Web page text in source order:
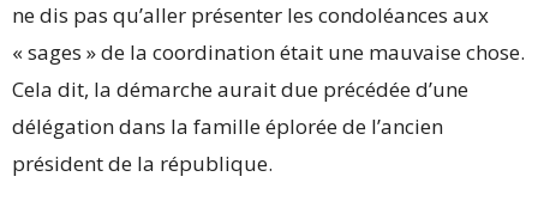
ne dis pas qu’aller présenter les condoléances aux
« sages » de la coordination était une mauvaise chose.
Cela dit, la démarche aurait due précédée d’une
délégation dans la famille éplorée de l’ancien
président de la république.